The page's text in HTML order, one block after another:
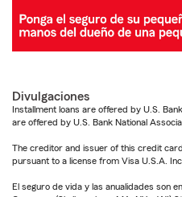
Divulgaciones
Installment loans are offered by U.S.
are offered by U.S. Bank National
The creditor and issuer of this credit
pursuant to a license from Visa U.S.A. Inc.
El seguro de vida y las anualidades son